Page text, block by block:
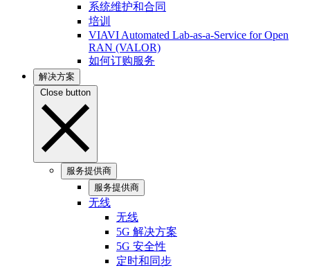
系统维护和合同
培训
VIAVI Automated Lab-as-a-Service for Open
RAN (VALOR)
如何订购服务
解决方案
Close button
服务提供商
服务提供商
无线
无线
5G 解决方案
5G 安全性
定时和同步